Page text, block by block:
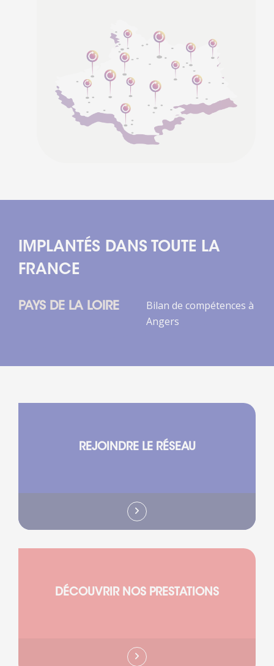
IMPLANTÉS DANS TOUTE LA
FRANCE
PAYS DE LA LOIRE
Bilan de compétences à
Angers
REJOINDRE LE RÉSEAU
DÉCOUVRIR NOS PRESTATIONS